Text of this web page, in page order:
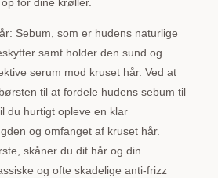
Sebum, som er hudens naturlige
samt holder den sund og
serum mod kruset hår. Ved at
til at fordele hudens sebum til
du hurtigt opleve en klar
og omfanget af kruset hår.
skåner du dit hår og din
og ofte skadelige anti-frizz